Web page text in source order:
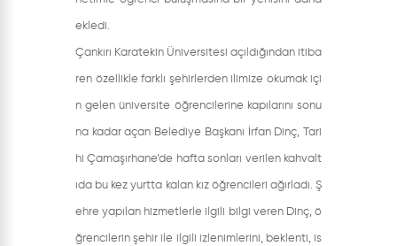
ekledi.
Çankırı Karatekin Üniversitesi açıldığından itiba
ren özellikle farklı şehirlerden ilimize okumak içi
n gelen üniversite öğrencilerine kapılarını sonu
na kadar açan Belediye Başkanı İrfan Dinç, Tari
hi Çamaşırhane’de hafta sonları verilen kahvalt
ıda bu kez yurtta kalan kız öğrencileri ağırladı. Ş
ehre yapılan hizmetlerle ilgili bilgi veren Dinç, ö
ğrencilerin şehir ile ilgili izlenimlerini, beklenti, is